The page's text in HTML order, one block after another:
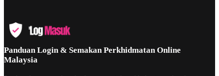
Panduan Login & Semakan Perkhidmatan Online
Malaysia